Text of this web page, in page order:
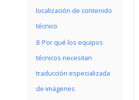
localización de contenido
técnico
8 Por qué los equipos
técnicos necesitan
traducción especializada
de imágenes